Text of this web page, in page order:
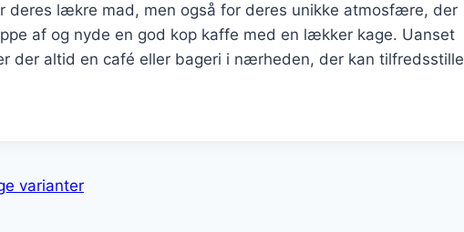
deres lækre mad, men også for deres unikke atmosfære, der
af og nyde en god kop kaffe med en lækker kage. Uanset
der altid en café eller bageri i nærheden, der kan tilfredsstille
varianter